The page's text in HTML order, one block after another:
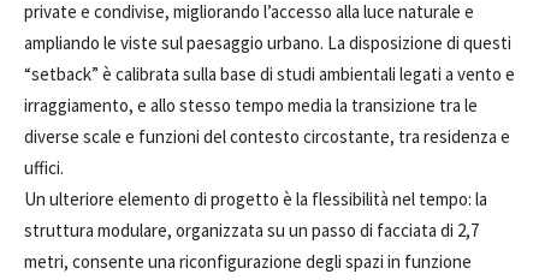
private e condivise, migliorando l’accesso alla luce naturale e
ampliando le viste sul paesaggio urbano. La disposizione di questi
“setback” è calibrata sulla base di studi ambientali legati a vento e
irraggiamento, e allo stesso tempo media la transizione tra le
diverse scale e funzioni del contesto circostante, tra residenza e
uffici.
Un ulteriore elemento di progetto è la flessibilità nel tempo: la
struttura modulare, organizzata su un passo di facciata di 2,7
metri, consente una riconfigurazione degli spazi in funzione